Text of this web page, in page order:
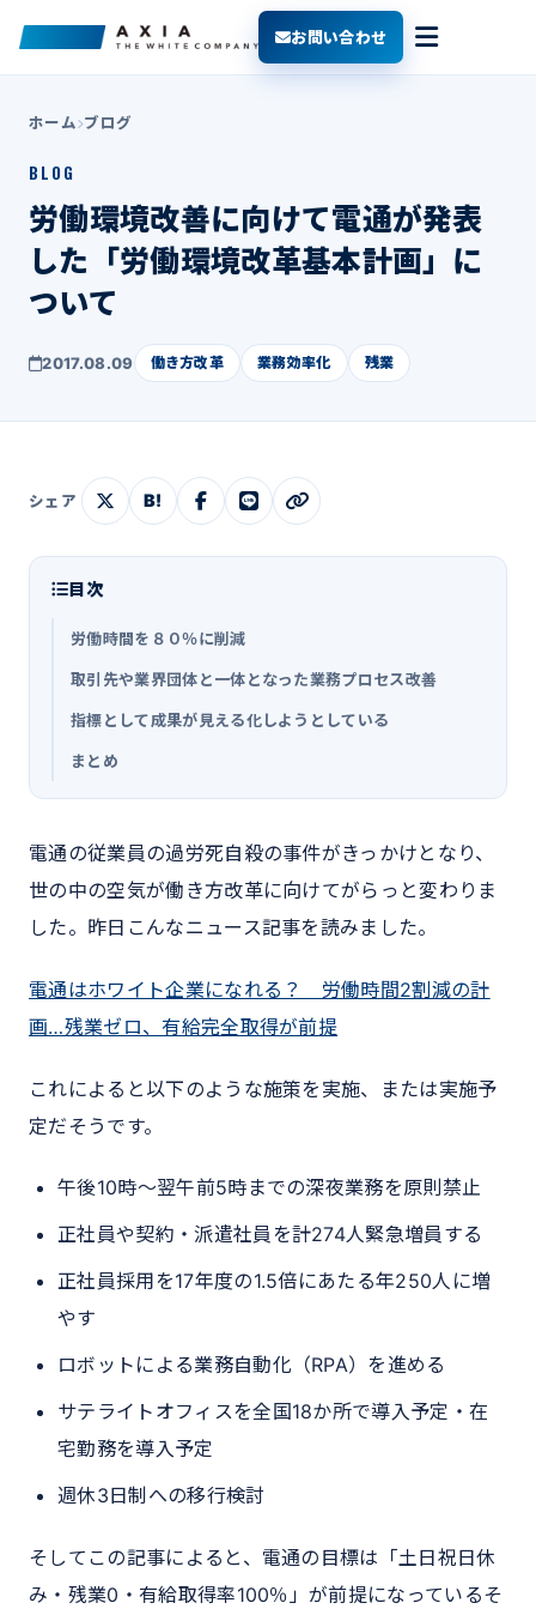
お問い合わせ
ホーム ブログ
BLOG
労働環境改善に向けて電通が発表
した「労働環境改革基本計画」に
ついて
2017.08.09 働き方改革 業務効率化 残業
シェア B!
目次
労働時間を８０％に削減
取引先や業界団体と一体となった業務プロセス改善
指標として成果が見える化しようとしている
まとめ
電通の従業員の過労死自殺の事件がきっかけとなり、
世の中の空気が働き方改革に向けてがらっと変わりま
した。昨日こんなニュース記事を読みました。
電通はホワイト企業になれる？ 労働時間2割減の計
画…残業ゼロ、有給完全取得が前提
これによると以下のような施策を実施、または実施予
定だそうです。
午後10時～翌午前5時までの深夜業務を原則禁止
正社員や契約・派遣社員を計274人緊急増員する
正社員採用を17年度の1.5倍にあたる年250人に増
やす
ロボットによる業務自動化（RPA）を進める
サテライトオフィスを全国18か所で導入予定・在
宅勤務を導入予定
週休3日制への移行検討
そしてこの記事によると、電通の目標は「土日祝日休
み・残業0・有給取得率100％」が前提になっているそ